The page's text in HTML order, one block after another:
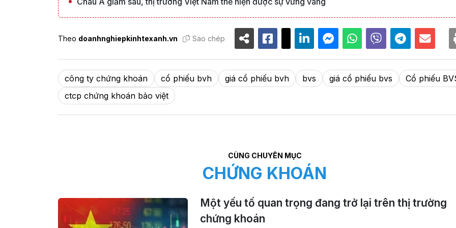
Theo doanhnghiepkinhtexanh.vn Sao chép
công ty chứng khoán cổ phiếu bvh giá cổ phiếu bvh bvs giá cổ phiếu bvs
Cổ phiếu
ctcp chứng khoán bảo việt
CÙNG CHUYÊN MỤC
CHỨNG KHOÁN
Một yếu tố quan trọng đang trở lại trên thị trường
chứng khoán